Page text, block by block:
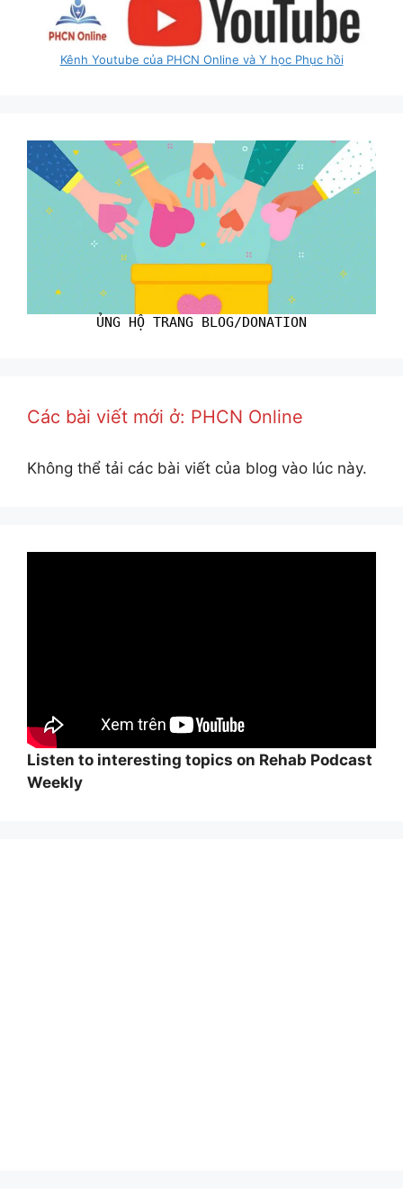
Kênh Youtube của PHCN Online và Y học Phục hồi
ỦNG HỘ TRANG BLOG/DONATION
Các bài viết mới ở: PHCN Online
Không thể tải các bài viết của blog vào lúc này.
Listen to interesting topics on Rehab Podcast
Weekly